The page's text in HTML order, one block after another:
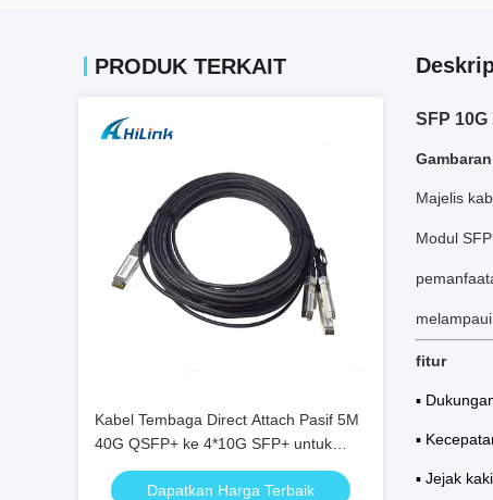
PRODUK TERKAIT
Kabel Tembaga Direct Attach Pasif 5M
40G QSFP+ ke 4*10G SFP+ untuk
Pusat Data Ethernet 10G/40Gigabit
Dapatkan Harga Terbaik
SFP
Majelis
Modul
fitur
▪
▪
▪ Jejak